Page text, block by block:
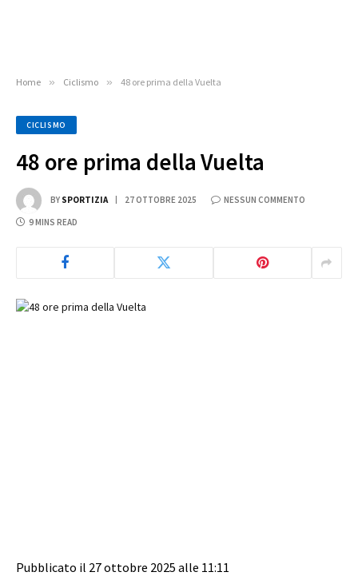
Home » Ciclismo » 48 ore prima della Vuelta
CICLISMO
48 ore prima della Vuelta
BY SPORTIZIA 27 OTTOBRE 2025 NESSUN COMMENTO
9 MINS READ
Pubblicato il 27 ottobre 2025 alle 11:11